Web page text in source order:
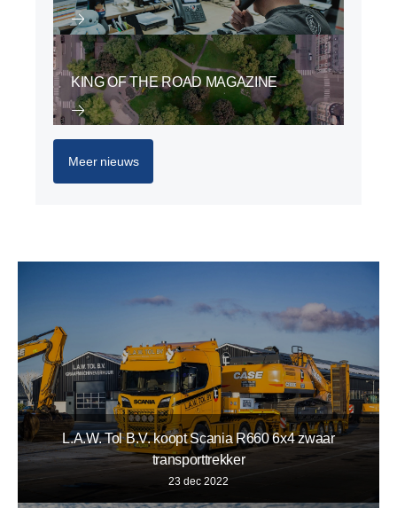
KING OF THE ROAD MAGAZINE
Meer nieuws
L.A.W. Tol B.V. koopt Scania R660 6x4 zwaar
transporttrekker
23 dec 2022